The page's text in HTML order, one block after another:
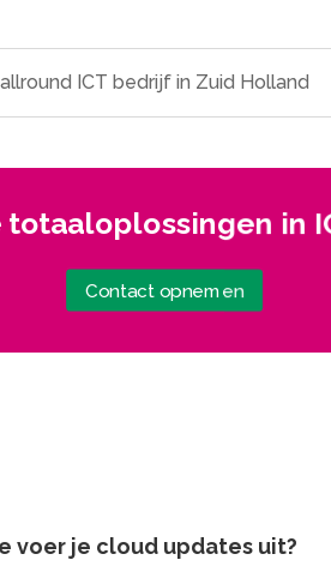
ICT bedrijf in Zuid Holland
totaaloplossingen in
Contact opnemen
voer je cloud updates uit?